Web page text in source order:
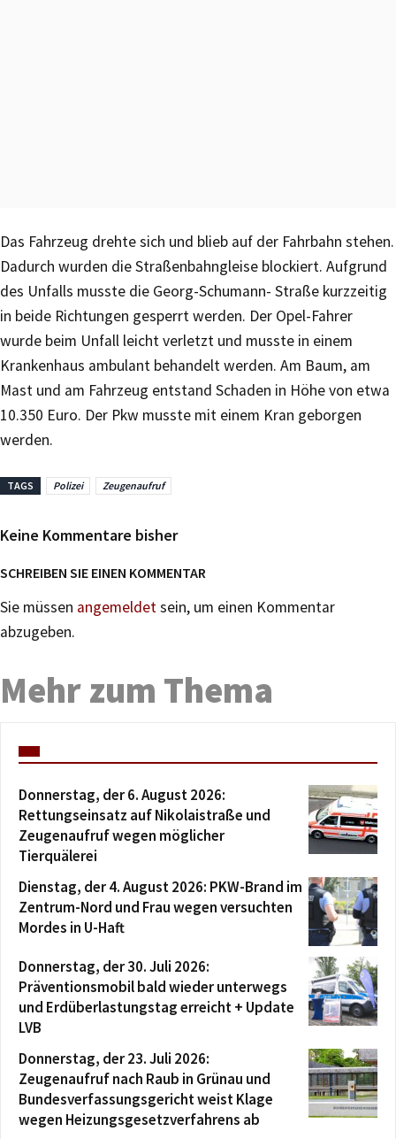
Das Fahrzeug drehte sich und blieb auf der Fahrbahn stehen.
Dadurch wurden die Straßenbahngleise blockiert. Aufgrund
des Unfalls musste die Georg-Schumann- Straße kurzzeitig
in beide Richtungen gesperrt werden. Der Opel-Fahrer
wurde beim Unfall leicht verletzt und musste in einem
Krankenhaus ambulant behandelt werden. Am Baum, am
Mast und am Fahrzeug entstand Schaden in Höhe von etwa
10.350 Euro. Der Pkw musste mit einem Kran geborgen
werden.
TAGS Polizei Zeugenaufruf
Keine Kommentare bisher
SCHREIBEN SIE EINEN KOMMENTAR
Sie müssen angemeldetsein, um einen Kommentar
abzugeben.
Mehr zum Thema
Donnerstag, der 6. August 2026:
Rettungseinsatz auf Nikolaistraße und
Zeugenaufruf wegen möglicher
Tierquälerei
Dienstag, der 4. August 2026: PKW-Brand im
Zentrum-Nord und Frau wegen versuchten
Mordes in U-Haft
Donnerstag, der 30. Juli 2026:
Präventionsmobil bald wieder unterwegs
und Erdüberlastungstag erreicht + Update
LVB
Donnerstag, der 23. Juli 2026:
Zeugenaufruf nach Raub in Grünau und
Bundesverfassungsgericht weist Klage
wegen Heizungsgesetzverfahrens ab